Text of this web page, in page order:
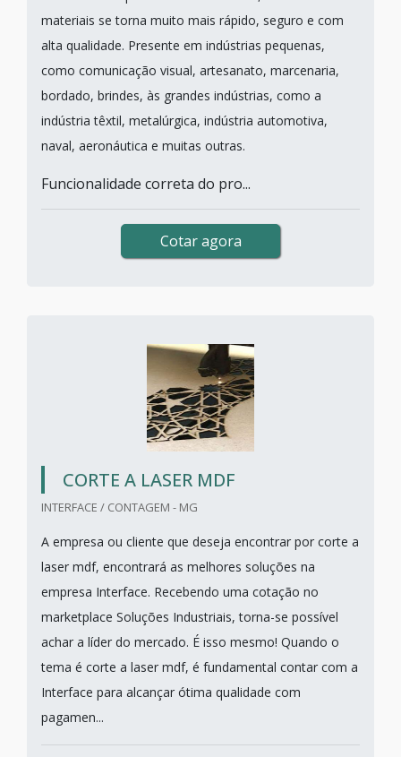
materiais se torna muito mais rápido, seguro e com
alta qualidade. Presente em indústrias pequenas,
como comunicação visual, artesanato, marcenaria,
bordado, brindes, às grandes indústrias, como a
indústria têxtil, metalúrgica, indústria automotiva,
naval, aeronáutica e muitas outras.
Funcionalidade correta do pro...
Cotar agora
CORTE A LASER MDF
INTERFACE / CONTAGEM - MG
A empresa ou cliente que deseja encontrar por corte a
laser mdf, encontrará as melhores soluções na
empresa Interface. Recebendo uma cotação no
marketplace Soluções Industriais, torna-se possível
achar a líder do mercado. É isso mesmo! Quando o
tema é corte a laser mdf, é fundamental contar com a
Interface para alcançar ótima qualidade com
pagamen...